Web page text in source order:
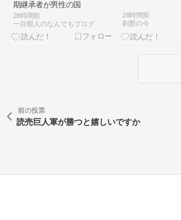
期継承者が男性の国
28時間前
一目暇人のなんでもブログ
28時間前
刹那の今
前の投票
読売巨人軍が勝つと嬉しいですか